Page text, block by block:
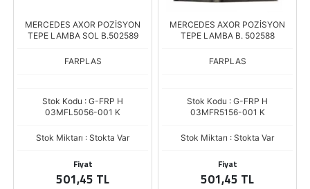
MERCEDES AXOR POZİSYON
TEPE LAMBA SOL B.502589
FARPLAS
Stok Kodu : G-FRP H
03MFL5056-001 K
Stok Miktarı : Stokta Var
Fiyat
501,45 TL
MERCEDES AXOR POZİSYON
TEPE LAMBA B. 502588
FARPLAS
Stok Kodu : G-FRP H
03MFR5156-001 K
Stok Miktarı : Stokta Var
Fiyat
501,45 TL